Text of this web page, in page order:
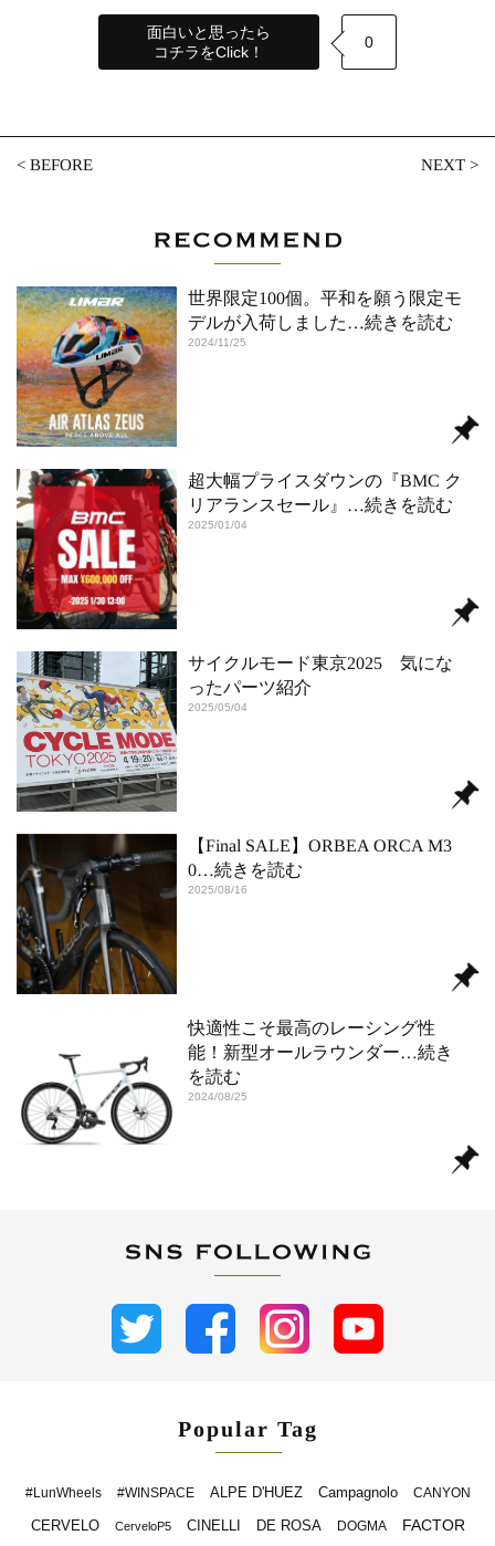
面白いと思ったら
コチラをClick！
0
<BEFORE NEXT>
世界限定100個。平和を願う限定モ
デルが入荷しました …続きを読む
2024/11/25
超大幅プライスダウンの『BMC ク
リアランスセール』 …続きを読む
2025/01/04
サイクルモード東京2025 気にな
ったパーツ紹介
2025/05/04
【Final SALE】ORBEA ORCA M3
0…続きを読む
2025/08/16
快適性こそ最高のレーシング性
能！新型オールラウンダー…続き
を読む
2024/08/25
Popular Tag
#LunWheels #WINSPACE ALPE D'HUEZ Campagnolo CANYON
CERVELO CerveloP5 CINELLI DE ROSA DOGMA FACTOR